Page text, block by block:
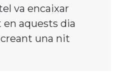
va encaixar
aquests dia
una nit